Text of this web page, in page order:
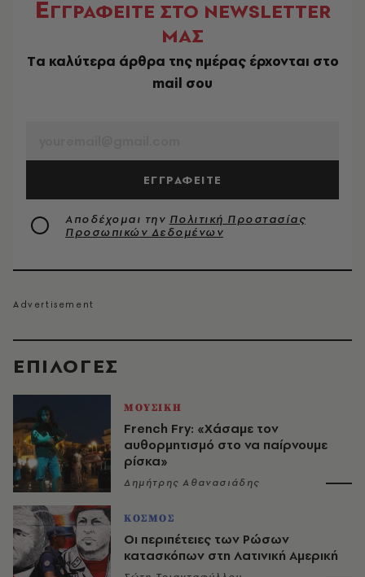
EΠΙΛΟΓΈΣ
ΜΟΥΣΙΚΗ
French Fry: «Χάσαμε τον
αυθορμητισμό στο να παίρνουμε
ρίσκα»
Δημήτρης Αθανασιάδης
ΚΟΣΜΟΣ
Οι περιπέτειες των Ρώσων
κατασκόπων στη Λατινική Αμερική
ΕΓΓΡΑΦΕΙΤΕ ΣΤΟ NEWSLETTER
ΜΑΣ
Tα καλύτερα άρθρα της ημέρας έρχονται στο
mail σου
ΕΓΓΡΑΦΕΙΤΕ
Αποδέχομαι την Πολιτική Προστασίας
Προσωπικών Δεδομένων